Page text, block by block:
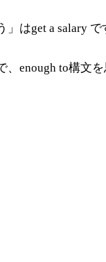
はget a salary で
enough to構文